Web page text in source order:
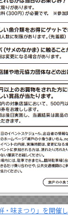
・味まつり」を開催